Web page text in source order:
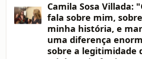
Pinto Ribeiro guia-nos por
dessas questões e reflexões
atravessam o livro, mas
parte da sua biografia, da
com a arte, com o
Camila Sosa Villada:
fala sobre mim,
minha história, e
uma diferença
sobre a legitimidade